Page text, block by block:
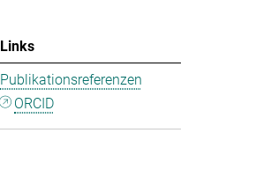
Links
Publikationsreferenzen
ORCID